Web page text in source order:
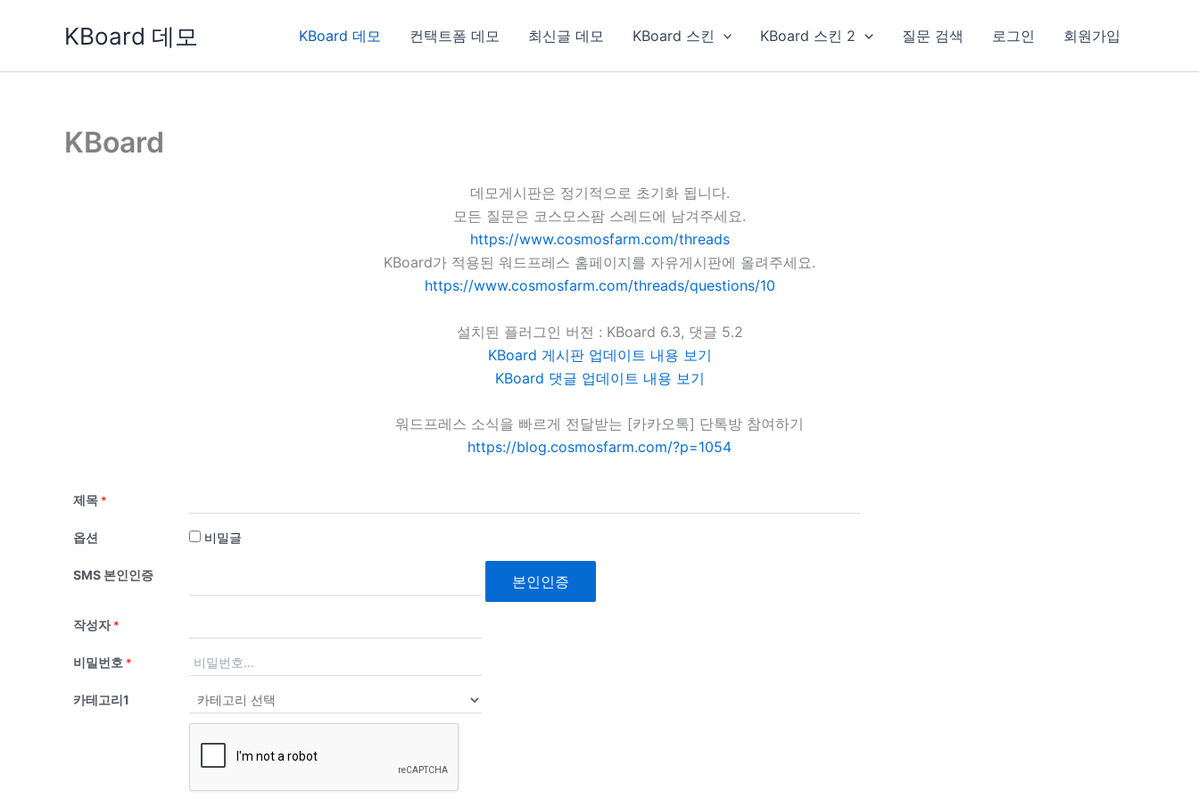
KBoard 데모 KBoard 데모 컨택트폼 데모 최신글 데모 KBoard 스킨 KBoard 스킨 2 질문 검색 로그인 회원가입
KBoard
데모게시판은 정기적으로 초기화 됩니다.
모든 질문은 코스모스팜 스레드에 남겨주세요.
https://www.cosmosfarm.com/threads
KBoard가 적용된 워드프레스 홈페이지를 자유게시판에 올려주세요.
https://www.cosmosfarm.com/threads/questions/10
설치된 플러그인 버전 : KBoard 6.3, 댓글 5.2
KBoard 게시판 업데이트 내용 보기
KBoard 댓글 업데이트 내용 보기
워드프레스 소식을 빠르게 전달받는 [카카오톡] 단톡방 참여하기
https://blog.cosmosfarm.com/?p=1054
제목 *
옵션 비밀글
SMS 본인인증 본인인증
작성자 *
비밀번호 *
카테고리1